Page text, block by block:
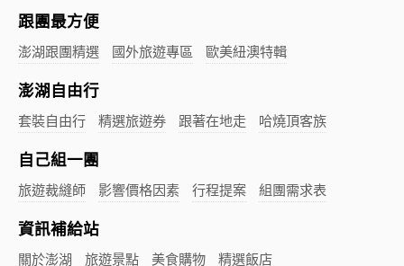
跟團最方便
澎湖跟團精選 國外旅遊專區 歐美紐澳特輯
澎湖自由行
套裝自由行 精選旅遊券 跟著在地走 哈燒頂客族
自己組一團
旅遊裁縫師 影響價格因素 行程提案 組團需求表
資訊補給站
關於澎湖 旅遊景點 美食購物 精選飯店